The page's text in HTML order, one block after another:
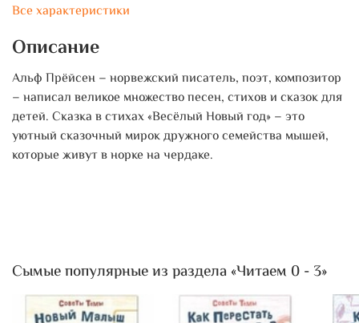
Все характеристики
Описание
Альф Прёйсен – норвежский писатель, поэт, композитор
– написал великое множество песен, стихов и сказок для
детей. Сказка в стихах «Весёлый Новый год» – это
уютный сказочный мирок дружного семейства мышей,
которые живут в норке на чердаке.
Сымые популярные из раздела «Читаем 0 - 3»